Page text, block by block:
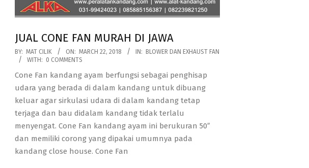
JUAL CONE FAN MURAH DI JAWA
2018-
03-
22
BY: MAT CILIK ON: MARCH 22, 2018 IN:
BLOWER DAN EXHAUST FAN
WITH: 0 COMMENTS
Cone Fan kandang ayam berfungsi sebagai penghisap
udara yang berada di dalam kandang untuk dibuang
keluar agar sirkulasi udara di dalam kandang tetap
terjaga dan bau didalam kandang tidak terlalu
menyengat. Cone Fan kandang ayam ini berukuran 50″
dan memiliki corong yang dipakai umumnya pada
kandang close house. Cone Fan